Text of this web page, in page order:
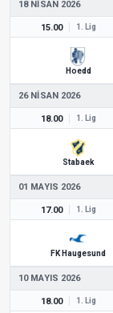
18 NISAN 2026
15.00 1. Lig
Hoedd
26 NISAN 2026
18.00 1. Lig
Stabaek
01 MAYIS 2026
17.00 1. Lig
FK Haugesund
10 MAYIS 2026
18.00 1. Lig